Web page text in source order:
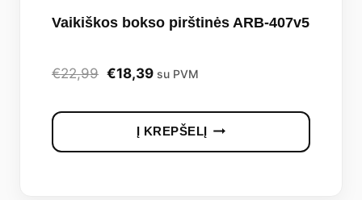
Vaikiškos bokso pirštinės ARB-407v5
€22,99 Original
€22,99.
€18,39Current
is:
€18,39.
su PVM
Į KREPŠELĮ